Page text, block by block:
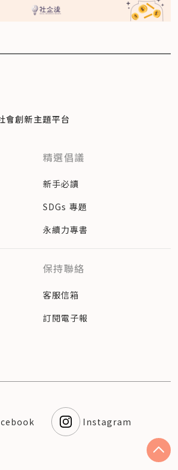
會創新主題平台
精選倡議
新手必讀
SDGs 專題
永續力專書
保持聯絡
客服信箱
訂閱電子報
Instagram